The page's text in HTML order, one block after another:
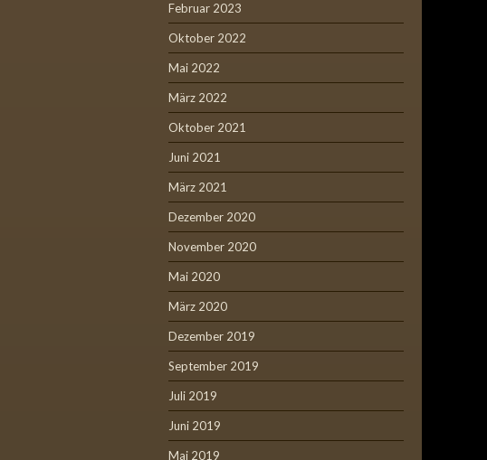
Februar 2023
Oktober 2022
Mai 2022
März 2022
Oktober 2021
Juni 2021
März 2021
Dezember 2020
November 2020
Mai 2020
März 2020
Dezember 2019
September 2019
Juli 2019
Juni 2019
Mai 2019